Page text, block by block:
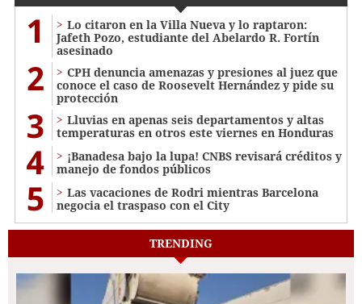
1
Lo citaron en la Villa Nueva y lo raptaron:
Jafeth Pozo, estudiante del Abelardo R. Fortín
asesinado
2
CPH denuncia amenazas y presiones al juez que
conoce el caso de Roosevelt Hernández y pide su
protección
3
Lluvias en apenas seis departamentos y altas
temperaturas en otros este viernes en Honduras
4
¡Banadesa bajo la lupa! CNBS revisará créditos y
manejo de fondos públicos
5
Las vacaciones de Rodri mientras Barcelona
negocia el traspaso con el City
TRENDING